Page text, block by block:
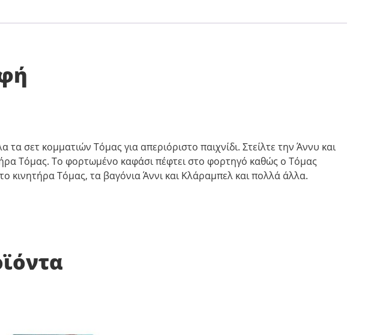
σετ κομματιών Τόμας για απεριόριστο παιχνίδι. Στείλτε την Άννυ και
Τόμας. Το φορτωμένο καφάσι πέφτει στο φορτηγό καθώς ο Τόμας
κινητήρα Τόμας, τα βαγόνια Άννι και Κλάραμπελ και πολλά άλλα.